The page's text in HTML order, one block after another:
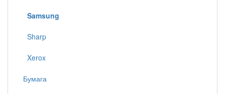
Samsung
Sharp
Xerox
Бумага